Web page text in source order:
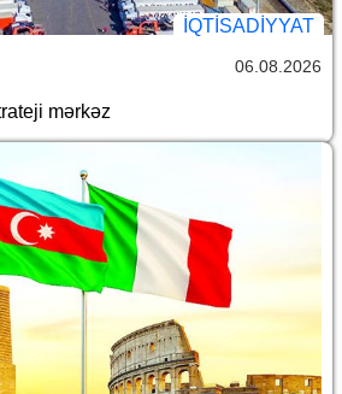
İQTİSADİYYAT
06.08.2026
mərkəz